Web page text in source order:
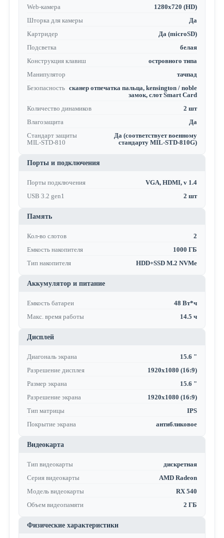
Web-камера
1280x720 (HD)
Шторка для камеры
Да
Картридер
Да (microSD)
Подсветка
белая
Конструкция клавиш
островного типа
Манипулятор
тачпад
Безопасность сканер отпечатка пальца, kensington / noble
замок, слот Smart Card
Количество динамиков
2 шт
Влагозащита
Да
Стандарт защиты
MIL-STD-810
Да (соответствует военному
стандарту MIL-STD-810G)
Порты и подключения
Порты подключения
VGA, HDMI, v 1.4
USB 3.2 gen1
2 шт
Память
Кол-во слотов
2
Емкость накопителя
1000 ГБ
Тип накопителя
HDD+SSD M.2 NVMe
Аккумулятор и питание
Емкость батареи
48 Вт*ч
Макс. время работы
14.5 ч
Дисплей
Диагональ экрана
15.6 "
Разрешение дисплея
1920x1080 (16:9)
Размер экрана
15.6 "
Разрешение экрана
1920x1080 (16:9)
Тип матрицы
IPS
Покрытие экрана
антибликовое
Видеокарта
Тип видеокарты
дискретная
Серия видеокарты
AMD Radeon
Модель видеокарты
RX 540
Объем видеопамяти
2 ГБ
Физические характеристики